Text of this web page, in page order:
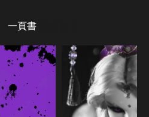
一頁書